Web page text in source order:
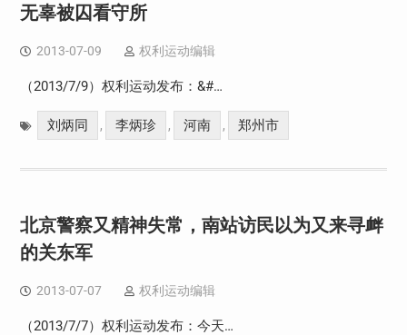
无辜被囚看守所
2013-07-09 权利运动编辑
（2013/7/9）权利运动发布：&#…
刘炳同 , 李炳珍 , 河南 , 郑州市
北京警察又精神失常，南站访民以为又来寻衅
的关东军
2013-07-07 权利运动编辑
（2013/7/7）权利运动发布：今天…